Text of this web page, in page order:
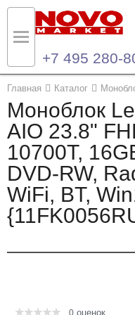
+7 495 280-
Главная Каталог
Моноблок
AIO 23.8"
10700T,
DVD-RW,
WiFi, BT,
0 оценок
Назад
Каталог продукции
Ноутбуки и ультрабуки
Компьютеры
Моноблоки
Назад
Контакты
Контактная информация